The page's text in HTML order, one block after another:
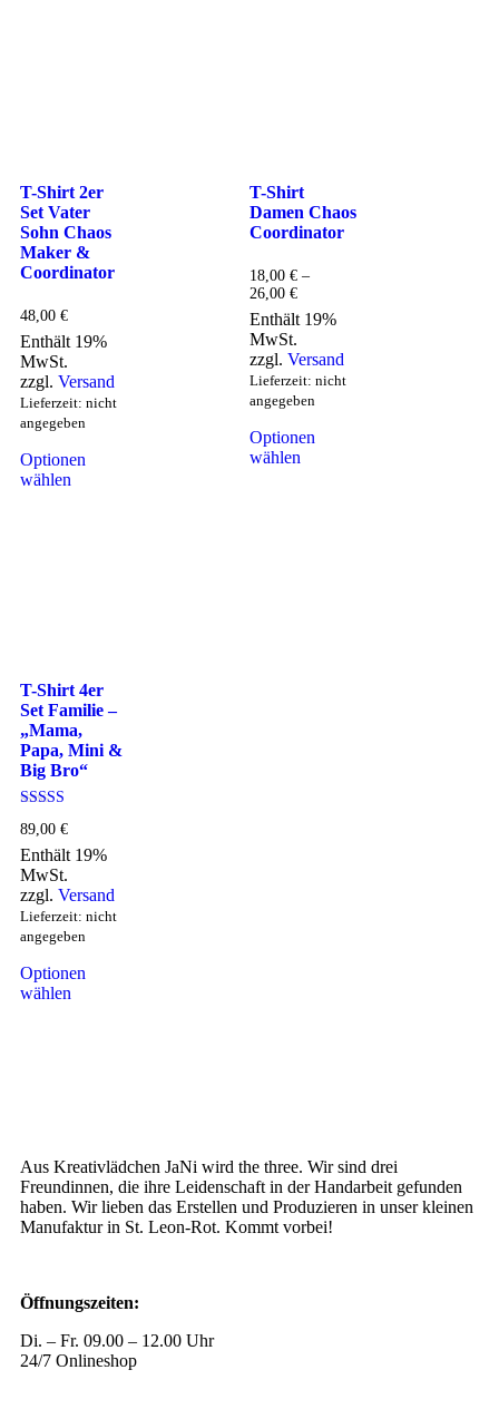
T-Shirt 2er
Set Vater
Sohn Chaos
Maker &
Coordinator
48,00 €
Enthält 19%
MwSt.
zzgl. Versand
Lieferzeit: nicht
angegeben
Optionen
wählen
T-Shirt
Damen Chaos
Coordinator
18,00 € –
26,00 €
Enthält 19%
MwSt.
zzgl. Versand
Lieferzeit: nicht
angegeben
Optionen
wählen
T-Shirt 4er
Set Familie –
„Mama,
Papa, Mini &
Big Bro“
Bewertet mit
5.00
von 5
89,00 €
Enthält 19%
MwSt.
zzgl. Versand
Lieferzeit: nicht
angegeben
Optionen
wählen
Aus Kreativlädchen JaNi wird the three. Wir sind drei
Freundinnen, die ihre Leidenschaft in der Handarbeit gefunden
haben. Wir lieben das Erstellen und Produzieren in unser kleinen
Manufaktur in St. Leon-Rot. Kommt vorbei!
Öffnungszeiten:
Di. – Fr. 09.00 – 12.00 Uhr
24/7 Onlineshop